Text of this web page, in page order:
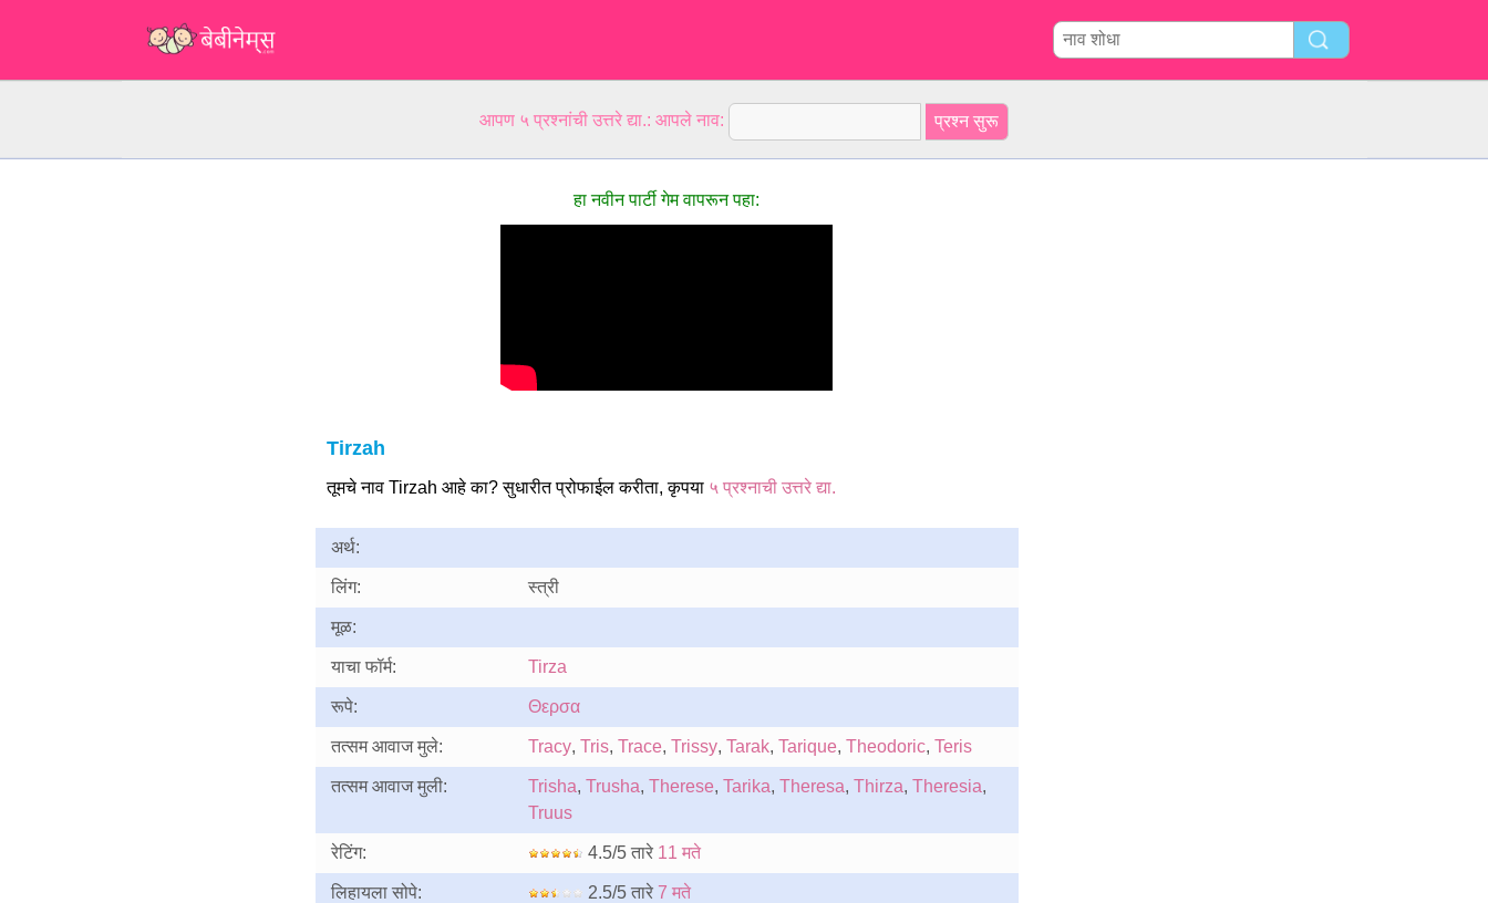
आपण ५ प्रश्नांची उत्तरे द्या.: आपले नाव:
हा नवीन पार्टी गेम वापरून पहा:
Tirzah
तूमचे नाव Tirzah आहे का? सुधारीत प्रोफाईल करीता, कृपया ५ प्रश्नाची उत्तरे द्या.
अर्थ:
लिंग: स्त्री
मूळ:
याचा फॉर्म: Tirza
रूपे: Θερσα
तत्सम आवाज मुले: Tracy, Tris, Trace, Trissy, Tarak, Tarique, Theodoric, Teris
तत्सम आवाज मुली: Trisha, Trusha, Therese, Tarika, Theresa, Thirza, Theresia,
Truus
रेटिंग: 4.5/5 तारे 11 मते
लिहायला सोपे: 2.5/5 तारे 7 मते